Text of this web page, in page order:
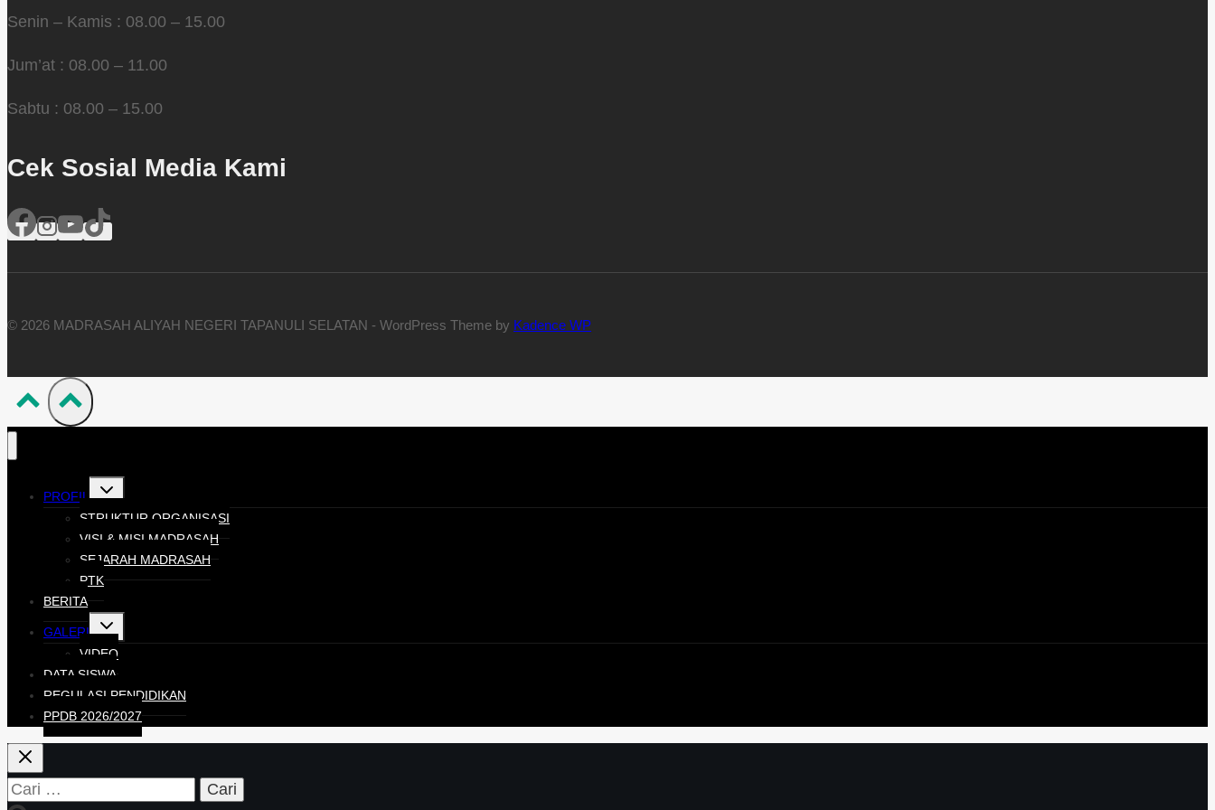
Senin – Kamis : 08.00 – 15.00
Jum’at : 08.00 – 11.00
Sabtu : 08.00 – 15.00
Cek Sosial Media Kami
© 2026 MADRASAH ALIYAH NEGERI TAPANULI SELATAN - WordPress Theme by Kadence WP
PROFIL
STRUKTUR ORGANISASI
VISI & MISI MADRASAH
SEJARAH MADRASAH
PTK
BERITA
GALERI
VIDEO
DATA SISWA
REGULASI PENDIDIKAN
PPDB 2026/2027